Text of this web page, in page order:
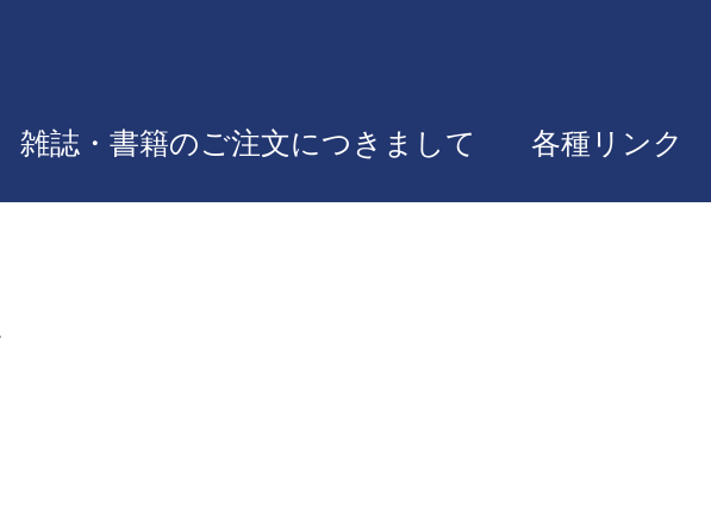
雑誌・書籍のご注文につきまして 各種リンク